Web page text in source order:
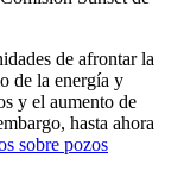
de afrontar la
de la energía y
y el aumento de
hasta ahora
sobre pozos